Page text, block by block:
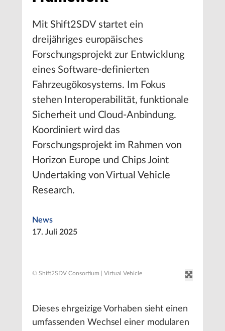
Mit Shift2SDV startet ein
dreijähriges europäisches
Forschungsprojekt zur Entwicklung
eines Software-definierten
Fahrzeugökosystems. Im Fokus
stehen Interoperabilität, funktionale
Sicherheit und Cloud-Anbindung.
Koordiniert wird das
Forschungsprojekt im Rahmen von
Horizon Europe und Chips Joint
Undertaking von Virtual Vehicle
Research.
News
17. Juli 2025
© Shift2SDV Consortium | Virtual Vehicle
Dieses ehrgeizige Vorhaben sieht einen
umfassenden Wechsel einer modularen